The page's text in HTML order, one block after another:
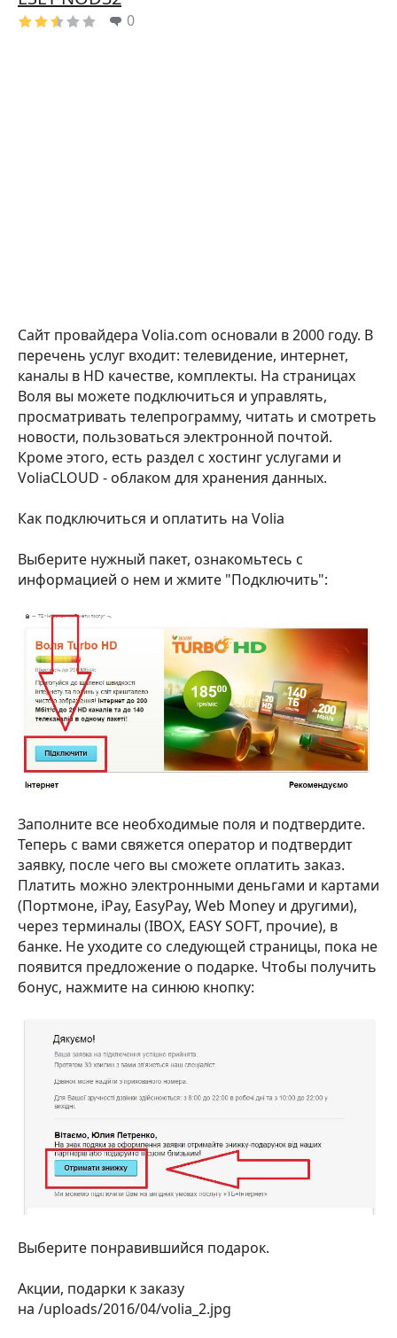
0
Сайт провайдера Volia.com основали в 2000 году. В
перечень услуг входит: телевидение, интернет,
каналы в HD качестве, комплекты. На страницах
Воля вы можете подключиться и управлять,
просматривать телепрограмму, читать и смотреть
новости, пользоваться электронной почтой.
Кроме этого, есть раздел с хостинг услугами и
VoliaCLOUD - облаком для хранения данных.
Как подключиться и оплатить на Volia
Выберите нужный пакет, ознакомьтесь с
информацией о нем и жмите "Подключить":
Заполните все необходимые поля и подтвердите.
Теперь с вами свяжется оператор и подтвердит
заявку, после чего вы сможете оплатить заказ.
Платить можно электронными деньгами и картами
(Портмоне, іРау, EasyPay, Web Money и другими),
через терминалы (IBOX, EASY SOFT, прочие), в
банке. Не уходите со следующей страницы, пока не
появится предложение о подарке. Чтобы получить
бонус, нажмите на синюю кнопку:
Выберите понравившийся подарок.
Акции, подарки к заказу
на /uploads/2016/04/volia_2.jpg